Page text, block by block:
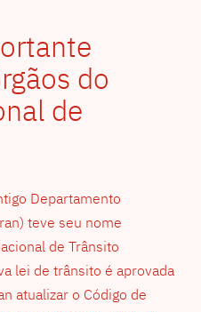
do
de
Departamento
teve seu nome
de Trânsito
lei de trânsito é aprovada
atualizar o Código de